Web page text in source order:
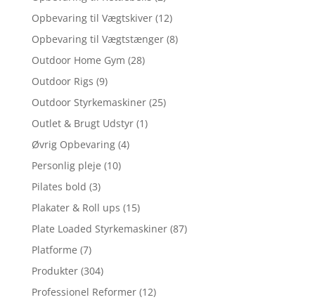
Opbevaring til Vægtskiver (12)
Opbevaring til Vægtstænger (8)
Outdoor Home Gym (28)
Outdoor Rigs (9)
Outdoor Styrkemaskiner (25)
Outlet & Brugt Udstyr (1)
Øvrig Opbevaring (4)
Personlig pleje (10)
Pilates bold (3)
Plakater & Roll ups (15)
Plate Loaded Styrkemaskiner (87)
Platforme (7)
Produkter (304)
Professionel Reformer (12)